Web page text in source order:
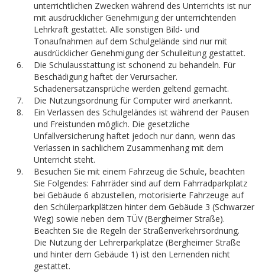
unterrichtlichen Zwecken während des Unterrichts ist nur
mit ausdrücklicher Genehmigung der unterrichtenden
Lehrkraft gestattet. Alle sonstigen Bild- und
Tonaufnahmen auf dem Schulgelände sind nur mit
ausdrücklicher Genehmigung der Schulleitung gestattet.
Die Schulausstattung ist schonend zu behandeln. Für
Beschädigung haftet der Verursacher.
Schadenersatzansprüche werden geltend gemacht.
Die Nutzungsordnung für Computer wird anerkannt.
Ein Verlassen des Schulgeländes ist während der Pausen
und Freistunden möglich. Die gesetzliche
Unfallversicherung haftet jedoch nur dann, wenn das
Verlassen in sachlichem Zusammenhang mit dem
Unterricht steht.
Besuchen Sie mit einem Fahrzeug die Schule, beachten
Sie Folgendes: Fahrräder sind auf dem Fahrradparkplatz
bei Gebäude 6 abzustellen, motorisierte Fahrzeuge auf
den Schülerparkplätzen hinter dem Gebäude 3 (Schwarzer
Weg) sowie neben dem TÜV (Bergheimer Straße).
Beachten Sie die Regeln der Straßenverkehrsordnung.
Die Nutzung der Lehrerparkplätze (Bergheimer Straße
und hinter dem Gebäude 1) ist den Lernenden nicht
gestattet.